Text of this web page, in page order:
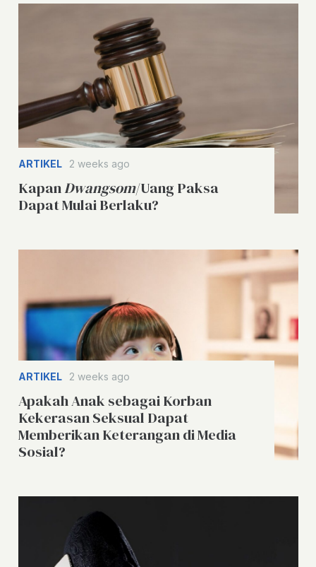
ARTIKEL 2 weeks ago
KapanDwangsom/Uang Paksa
Dapat Mulai Berlaku?
ARTIKEL 2 weeks ago
Apakah Anak sebagai Korban
Kekerasan Seksual Dapat
Memberikan Keterangan di Media
Sosial?